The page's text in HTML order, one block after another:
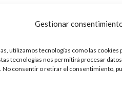
Gestionar
utilizamos tecnologías como las cookies
tecnologías nos permitirá procesar
consentir o retirar el consentimiento,